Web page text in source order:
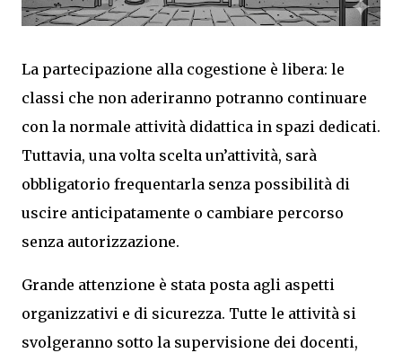
La partecipazione alla cogestione è libera: le
classi che non aderiranno potranno continuare
con la normale attività didattica in spazi dedicati.
Tuttavia, una volta scelta un’attività, sarà
obbligatorio frequentarla senza possibilità di
uscire anticipatamente o cambiare percorso
senza autorizzazione.
Grande attenzione è stata posta agli aspetti
organizzativi e di sicurezza. Tutte le attività si
svolgeranno sotto la supervisione dei docenti,